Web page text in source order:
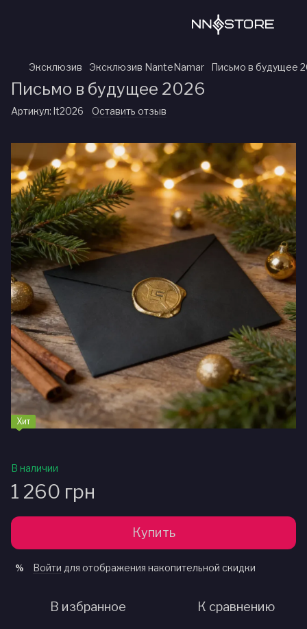
Эксклюзив Эксклюзив NanteNamar Письмо в будущее
Письмо в будущее 2026
Артикул: lt2026 Оставить отзыв
Хит
В наличии
1 260 грн
Купить
% Войти для отображения накопительной скидки
В избранное К сравнению